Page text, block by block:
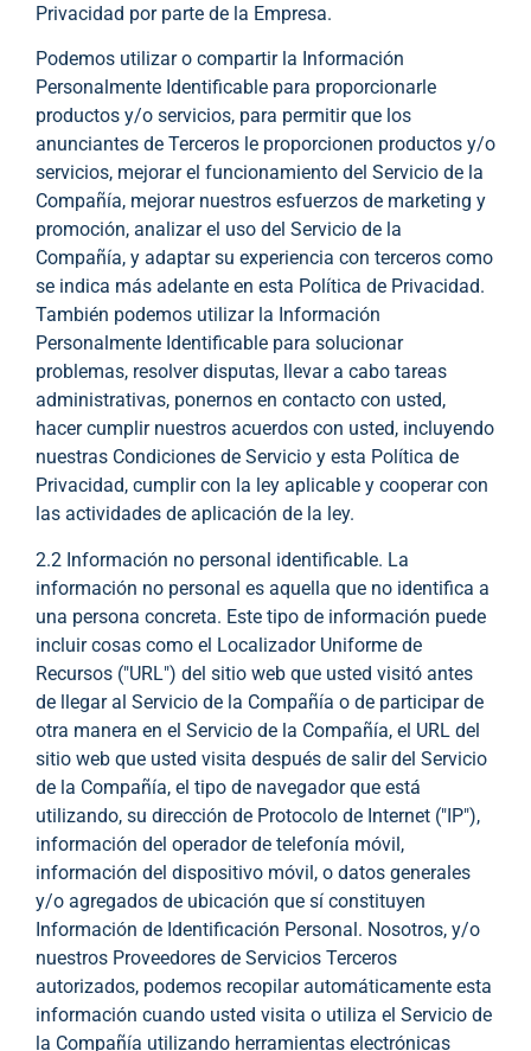
Privacidad por parte de la Empresa.
Podemos utilizar o compartir la Información
Personalmente Identificable para proporcionarle
productos y/o servicios, para permitir que los
anunciantes de Terceros le proporcionen productos y/o
servicios, mejorar el funcionamiento del Servicio de la
Compañía, mejorar nuestros esfuerzos de marketing y
promoción, analizar el uso del Servicio de la
Compañía, y adaptar su experiencia con terceros como
se indica más adelante en esta Política de Privacidad.
También podemos utilizar la Información
Personalmente Identificable para solucionar
problemas, resolver disputas, llevar a cabo tareas
administrativas, ponernos en contacto con usted,
hacer cumplir nuestros acuerdos con usted, incluyendo
nuestras Condiciones de Servicio y esta Política de
Privacidad, cumplir con la ley aplicable y cooperar con
las actividades de aplicación de la ley.
2.2 Información no personal identificable. La
información no personal es aquella que no identifica a
una persona concreta. Este tipo de información puede
incluir cosas como el Localizador Uniforme de
Recursos ("URL") del sitio web que usted visitó antes
de llegar al Servicio de la Compañía o de participar de
otra manera en el Servicio de la Compañía, el URL del
sitio web que usted visita después de salir del Servicio
de la Compañía, el tipo de navegador que está
utilizando, su dirección de Protocolo de Internet ("IP"),
información del operador de telefonía móvil,
información del dispositivo móvil, o datos generales
y/o agregados de ubicación que sí constituyen
Información de Identificación Personal. Nosotros, y/o
nuestros Proveedores de Servicios Terceros
autorizados, podemos recopilar automáticamente esta
información cuando usted visita o utiliza el Servicio de
la Compañía utilizando herramientas electrónicas